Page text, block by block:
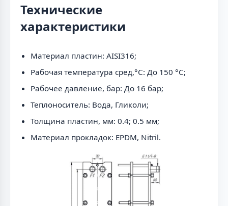
Технические
характеристики
Материал пластин: AISI316;
Рабочая температура сред,°С: До 150 °С;
Рабочее давление, бар: До 16 бар;
Теплоноситель: Вода, Гликоли;
Толщина пластин, мм: 0.4; 0.5 мм;
Материал прокладок: EPDM, Nitril.